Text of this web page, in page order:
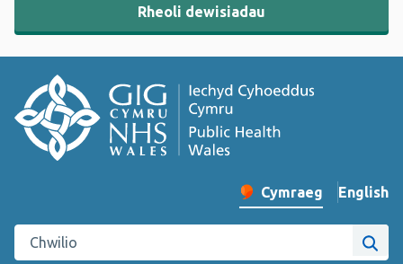
Rheoli dewisiadau
Newid iaith y wefan
Cymraeg English
–
Chwilio gwefan Iechyd Cyhoeddus Cymru